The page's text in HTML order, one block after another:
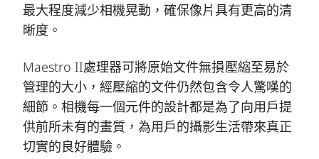
最大程度減少相機晃動，確保像片具有更高的清
晰度。
Maestro II處理器可將原始文件無損壓縮至易於
管理的大小，經壓縮的文件仍然包含令人驚嘆的
細節。相機每一個元件的設計都是為了向用戶提
供前所未有的畫質，為用戶的攝影生活帶來真正
切實的良好體驗。